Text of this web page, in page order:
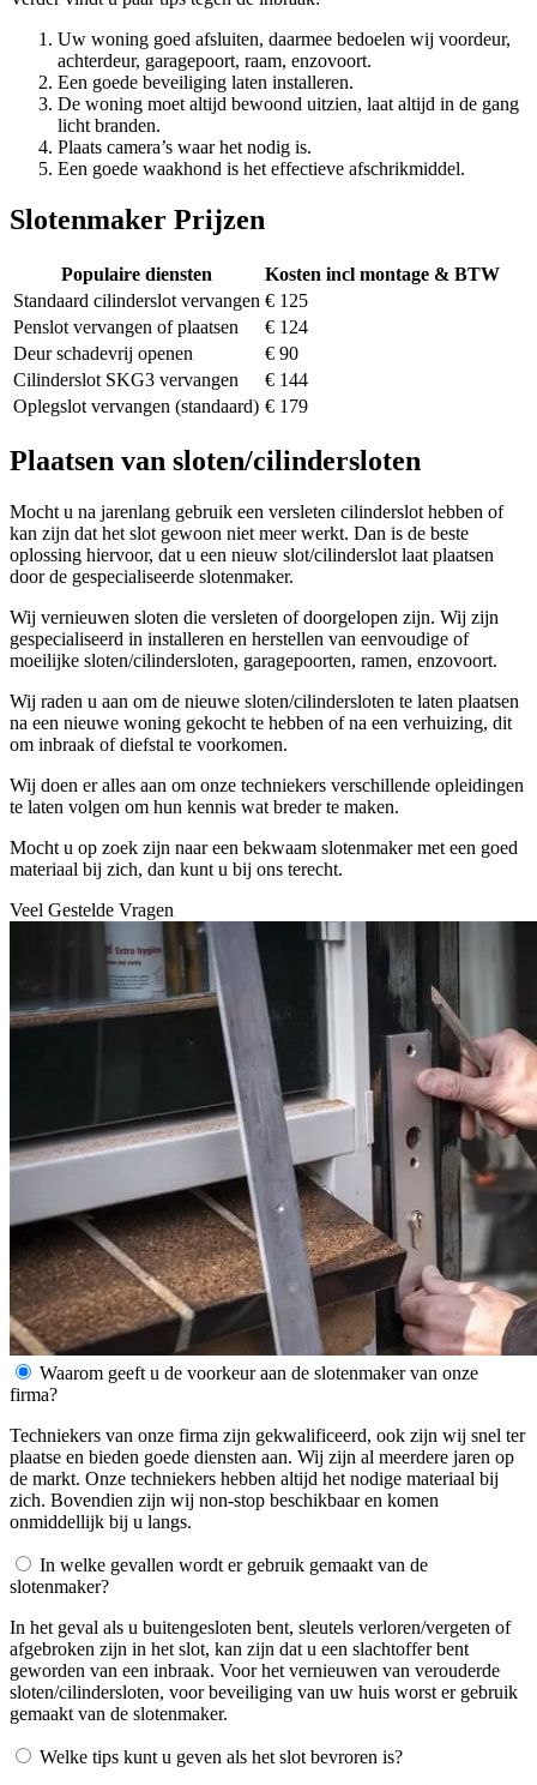
Uw woning goed afsluiten, daarmee bedoelen wij voordeur,
achterdeur, garagepoort, raam, enzovoort.
Een goede beveiliging laten installeren.
De woning moet altijd bewoond uitzien, laat altijd in de gang
licht branden.
Plaats camera’s waar het nodig is.
Een goede waakhond is het effectieve afschrikmiddel.
Slotenmaker Prijzen
Populaire diensten
Kosten incl montage & BTW
Standaard cilinderslot vervangen € 125
Penslot vervangen of plaatsen
€ 124
Deur schadevrij openen
€ 90
Cilinderslot SKG3 vervangen
€ 144
Oplegslot vervangen (standaard) € 179
Plaatsen van sloten/cilindersloten
Mocht u na jarenlang gebruik een versleten cilinderslot hebben of
kan zijn dat het slot gewoon niet meer werkt. Dan is de beste
oplossing hiervoor, dat u een nieuw slot/cilinderslot laat plaatsen
door de gespecialiseerde slotenmaker.
Wij vernieuwen sloten die versleten of doorgelopen zijn. Wij zijn
gespecialiseerd in installeren en herstellen van eenvoudige of
moeilijke sloten/cilindersloten, garagepoorten, ramen, enzovoort.
Wij raden u aan om de nieuwe sloten/cilindersloten te laten plaatsen
na een nieuwe woning gekocht te hebben of na een verhuizing, dit
om inbraak of diefstal te voorkomen.
Wij doen er alles aan om onze techniekers verschillende opleidingen
te laten volgen om hun kennis wat breder te maken.
Mocht u op zoek zijn naar een bekwaam slotenmaker met een goed
materiaal bij zich, dan kunt u bij ons terecht.
Veel Gestelde Vragen
Waarom geeft u de voorkeur aan de slotenmaker van onze
firma?
Techniekers van onze firma zijn gekwalificeerd, ook zijn wij snel ter
plaatse en bieden goede diensten aan. Wij zijn al meerdere jaren op
de markt. Onze techniekers hebben altijd het nodige materiaal bij
zich. Bovendien zijn wij non-stop beschikbaar en komen
onmiddellijk bij u langs.
In welke gevallen wordt er gebruik gemaakt van de
slotenmaker?
In het geval als u buitengesloten bent, sleutels verloren/vergeten of
afgebroken zijn in het slot, kan zijn dat u een slachtoffer bent
geworden van een inbraak. Voor het vernieuwen van verouderde
sloten/cilindersloten, voor beveiliging van uw huis worst er gebruik
gemaakt van de slotenmaker.
Welke tips kunt u geven als het slot bevroren is?